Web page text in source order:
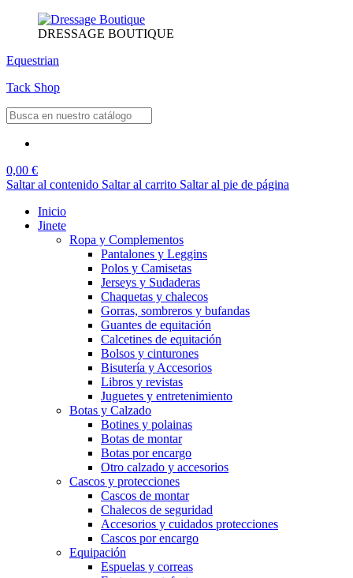
DRESSAGE BOUTIQUE
Equestrian
Tack Shop
0,00 €
Saltar al contenido Saltar al carrito Saltar al pie de página
Inicio
Jinete
Ropa y Complementos
Pantalones y Leggins
Polos y Camisetas
Jerseys y Sudaderas
Chaquetas y chalecos
Gorras, sombreros y bufandas
Guantes de equitación
Calcetines de equitación
Bolsos y cinturones
Bisutería y Accesorios
Libros y revistas
Juguetes y entretenimiento
Botas y Calzado
Botines y polainas
Botas de montar
Botas por encargo
Otro calzado y accesorios
Cascos y protecciones
Cascos de montar
Chalecos de seguridad
Accesorios y cuidados protecciones
Cascos por encargo
Equipación
Espuelas y correas